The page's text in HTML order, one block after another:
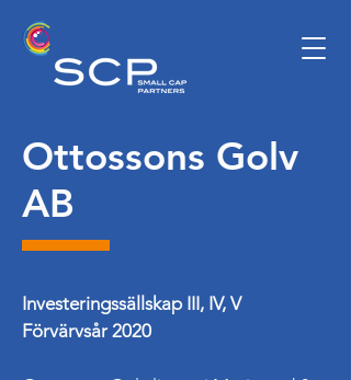
Ottossons Golv
AB
Investeringssällskap III, IV, V
Förvärvsår 2020